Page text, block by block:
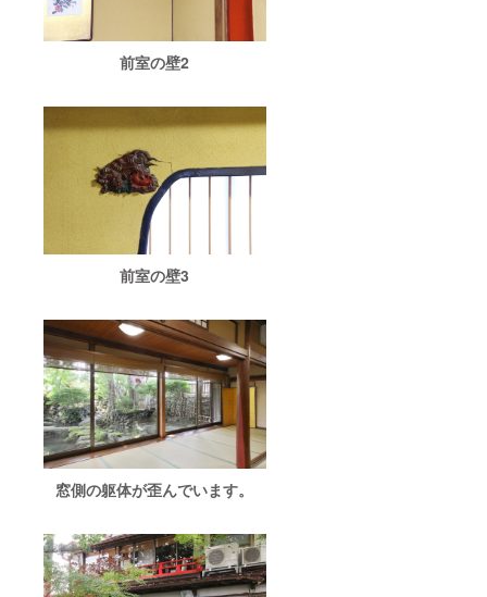
前室の壁2
前室の壁3
窓側の躯体が歪んでいます。